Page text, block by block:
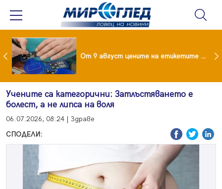
Проект за изграждане на 13-етажна "мегаджамия" разгневи жителите на Лондон От 9 август цените на етикетите само в евро
Учените са категорични: Затлъстяването е
болест, а не липса на воля
06.07.2026, 08:24 | Здраве
СПОДЕЛИ: